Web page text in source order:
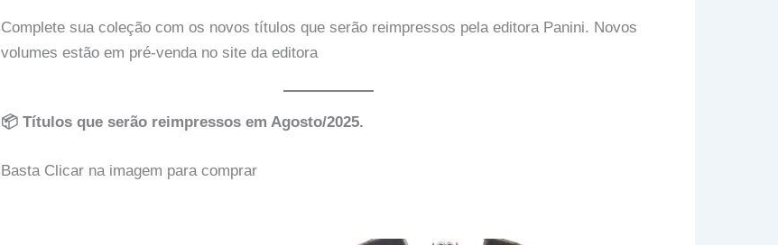
Complete sua coleção com os novos títulos que serão reimpressos pela editora Panini. Novos
volumes estão em pré-venda no site da editora
📦 Títulos que serão reimpressos em Agosto/2025.
Basta Clicar na imagem para comprar